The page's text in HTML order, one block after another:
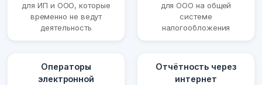
для ИП и ООО, которые
временно не ведут
деятельность
для ООО на общей
системе
налогообложения
Операторы
электронной
Отчётность через
интернет